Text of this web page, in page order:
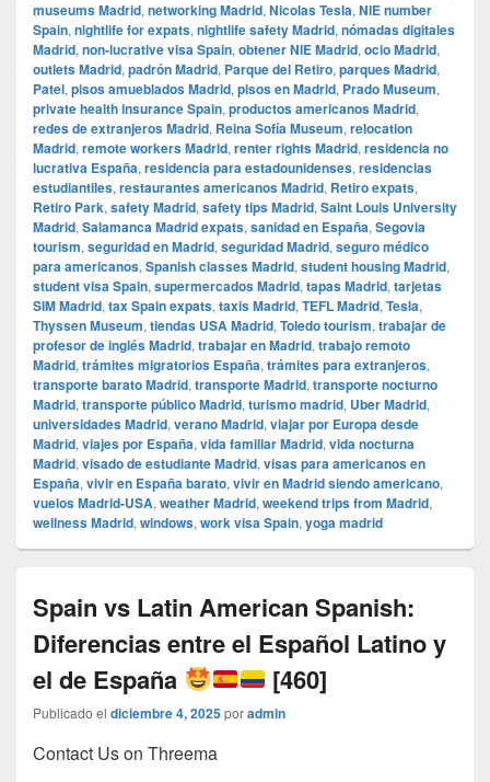
museums Madrid, networking Madrid, Nicolas Tesla, NIE number
Spain, nightlife for expats, nightlife safety Madrid, nómadas digitales
Madrid, non-lucrative visa Spain, obtener NIE Madrid, ocio Madrid,
outlets Madrid, padrón Madrid, Parque del Retiro, parques Madrid,
Patel, pisos amueblados Madrid, pisos en Madrid, Prado Museum,
private health insurance Spain, productos americanos Madrid,
redes de extranjeros Madrid, Reina Sofía Museum, relocation
Madrid, remote workers Madrid, renter rights Madrid, residencia no
lucrativa España, residencia para estadounidenses, residencias
estudiantiles, restaurantes americanos Madrid, Retiro expats,
Retiro Park, safety Madrid, safety tips Madrid, Saint Louis University
Madrid, Salamanca Madrid expats, sanidad en España, Segovia
tourism, seguridad en Madrid, seguridad Madrid, seguro médico
para americanos, Spanish classes Madrid, student housing Madrid,
student visa Spain, supermercados Madrid, tapas Madrid, tarjetas
SIM Madrid, tax Spain expats, taxis Madrid, TEFL Madrid, Tesla,
Thyssen Museum, tiendas USA Madrid, Toledo tourism, trabajar de
profesor de inglés Madrid, trabajar en Madrid, trabajo remoto
Madrid, trámites migratorios España, trámites para extranjeros,
transporte barato Madrid, transporte Madrid, transporte nocturno
Madrid, transporte público Madrid, turismo madrid, Uber Madrid,
universidades Madrid, verano Madrid, viajar por Europa desde
Madrid, viajes por España, vida familiar Madrid, vida nocturna
Madrid, visado de estudiante Madrid, visas para americanos en
España, vivir en España barato, vivir en Madrid siendo americano,
vuelos Madrid-USA, weather Madrid, weekend trips from Madrid,
wellness Madrid, windows, work visa Spain, yoga madrid
Spain vs Latin American Spanish:
Diferencias entre el Español Latino y
el de España
[460]
Publicado el diciembre 4, 2025poradmin
Contact Us on Threema